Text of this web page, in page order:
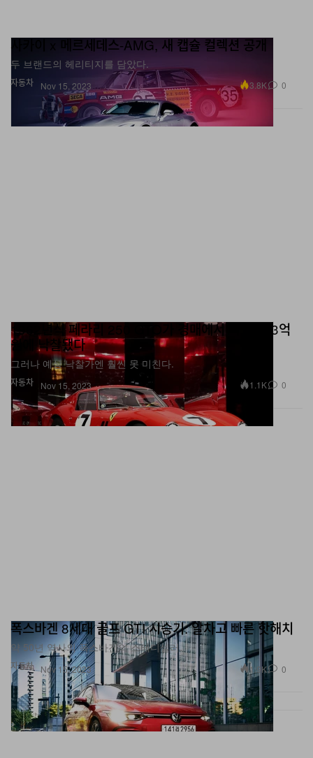
자동차
사카이 x 메르세데스-AMG, 새 캡슐 컬렉션 공개
두 브랜드의 헤리티지를 담았다.
Nov 15, 2023 3.8K 0
자동차
1962년식 페라리 250 GTO가 경매에서 약 6백73억
원에 낙찰됐다
그러나 예상 낙찰가엔 훨씬 못 미친다.
Nov 15, 2023 1.1K 0
자동차
폭스바겐 8세대 골프 GTI 시승기: 알차고 빠른 핫해치
약 50년 역사의 폭스바겐의 스테디셀러.
Nov 15, 2023 1.9K 0